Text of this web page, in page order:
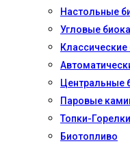
Настoльные
Угловые
Центральные
Паровые
Топки-Горелки
Биотопливо